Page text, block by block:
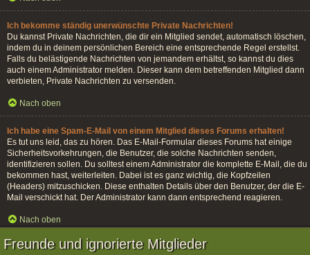
Ich bekomme ständig unerwünschte Private Nachrichten!
Du kannst Private Nachrichten, die dir ein Mitglied sendet, automatisch löschen,
indem du in deinem persönlichen Bereich eine entsprechende Regel erstellst.
Falls du belästigende Nachrichten von jemandem erhältst, so kannst du dies
auch einem Administrator melden. Dieser kann dem betreffenden Mitglied dann
verbieten, Private Nachrichten zu versenden.
Nach oben
Ich habe eine Spam-E-Mail von einem Mitglied dieses Forums erhalten!
Es tut uns leid, das zu hören. Das E-Mail-Formular dieses Forums hat einige
Sicherheitsvorkehrungen, die Benutzer, die solche Nachrichten senden,
identifizieren sollen. Du solltest einem Administrator die komplette E-Mail, die du
bekommen hast, weiterleiten. Dabei ist es ganz wichtig, die Kopfzeilen
(Headers) mitzuschicken. Diese enthalten Details über den Benutzer, der die E-
Mail verschickt hat. Der Administrator kann dann entsprechend reagieren.
Nach oben
Freunde und ignorierte Mitglieder